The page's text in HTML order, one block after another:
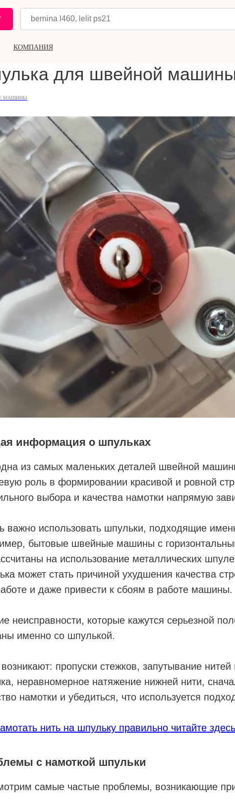
КОМПАНИЯ
для швейной
МАШИНЫ
информация о шпульках
из самых маленьких деталей швейной
роль в формировании красивой и ровной
выбора и качества намотки напрямую
важно использовать шпульки, подходящие
бытовые швейные машины с
на использование металлических
может стать причиной ухудшения качества
и даже привести к сбоям в работе машины.
неисправности, которые кажутся серьезной
именно со шпулькой.
пропуски стежков, запутывание
неравномерное натяжение нижней нити,
намотки и убедиться, что используется
нить на шпульку правильно читайте
с намоткой шпульки
самые частые проблемы, возникающие